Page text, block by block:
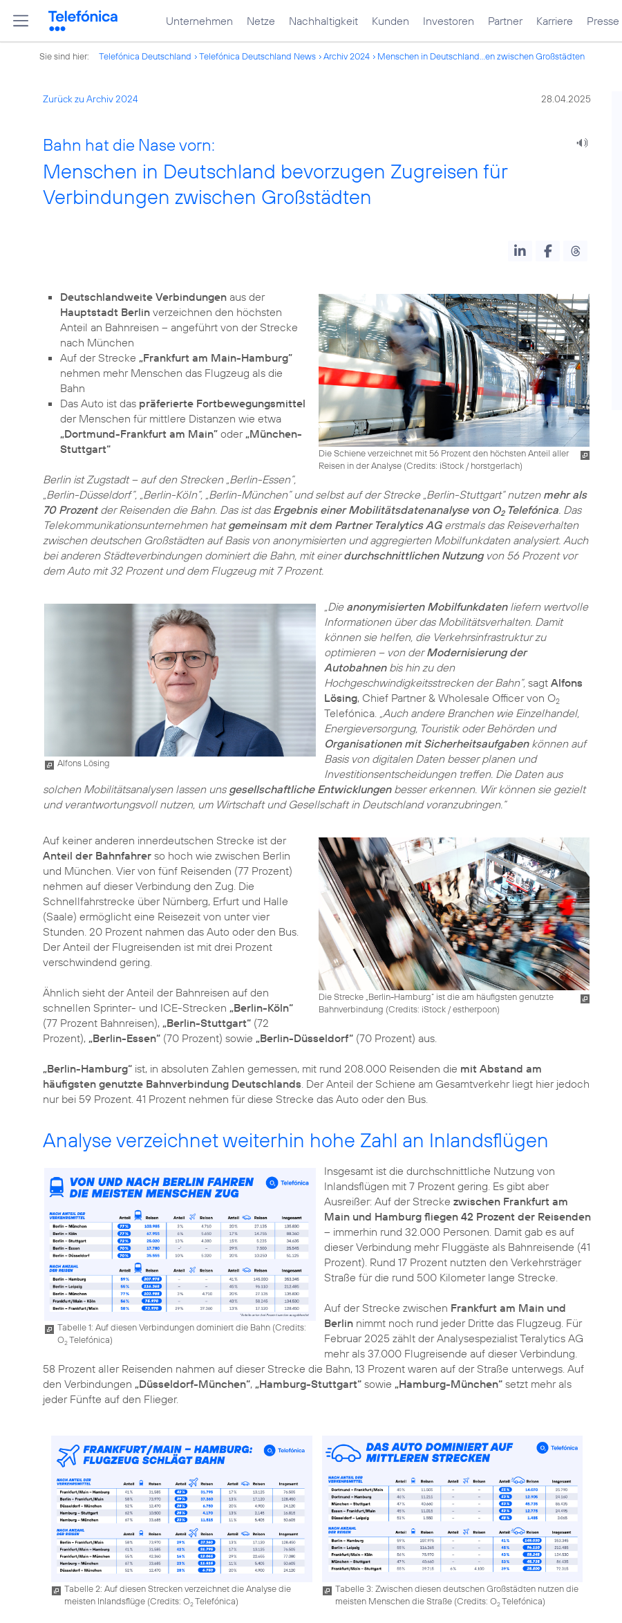
Unternehmen Netze Nachhaltigkeit Kunden Investoren Partner Karriere Presse
Sie sind hier: Telefónica Deutschland Telefónica Deutschland News Archiv 2024 Menschen in Deutschland...en zwischen Großstädten
Zurück zu Archiv 2024 28.04.2025
Bahn hat die Nase vorn:
Menschen in Deutschland bevorzugen Zugreisen für
Verbindungen zwischen Großstädten
Die Schiene verzeichnet mit 56 Prozent den höchsten Anteil aller
Reisen in der Analyse (Credits: iStock / horstgerlach)
Deutschlandweite Verbindungen aus der
Hauptstadt Berlin verzeichnen den höchsten
Anteil an Bahnreisen – angeführt von der Strecke
nach München
Auf der Strecke „Frankfurt am Main-Hamburg”
nehmen mehr Menschen das Flugzeug als die
Bahn
Das Auto ist das präferierte Fortbewegungsmittel
der Menschen für mittlere Distanzen wie etwa
„Dortmund-Frankfurt am Main” oder„München-
Stuttgart“
Berlin ist Zugstadt – auf den Strecken „Berlin-Essen”,
„Berlin-Düsseldorf”, „Berlin-Köln”, „Berlin-München” und selbst auf der Strecke „Berlin-Stuttgart“ nutzen mehr als
70 Prozentder Reisenden die Bahn. Das ist das Ergebnis einer Mobilitätsdatenanalyse von O2Telefónica. Das
Telekommunikationsunternehmen hatgemeinsam mit dem Partner Teralytics AGerstmals das Reiseverhalten
zwischen deutschen Großstädten auf Basis von anonymisierten und aggregierten Mobilfunkdaten analysiert. Auch
bei anderen Städteverbindungen dominiert die Bahn, mit einerdurchschnittlichen Nutzungvon 56 Prozent vor
dem Auto mit 32 Prozent und dem Flugzeug mit 7 Prozent.
Alfons Lösing
„Die anonymisierten Mobilfunkdatenliefern wertvolle
Informationen über das Mobilitätsverhalten. Damit
können sie helfen, die Verkehrsinfrastruktur zu
optimieren – von derModernisierung der
Autobahnenbis hin zu den
Hochgeschwindigkeitsstrecken der Bahn”,sagt Alfons
Lösing, Chief Partner & Wholesale Officer von O2
Telefónica. „Auch andere Branchen wie Einzelhandel,
Energieversorgung, Touristik oder Behörden und
Organisationen mit Sicherheitsaufgabenkönnen auf
Basis von digitalen Daten besser planen und
Investitionsentscheidungen treffen. Die Daten aus
solchen Mobilitätsanalysen lassen uns gesellschaftliche Entwicklungenbesser erkennen. Wir können sie gezielt
und verantwortungsvoll nutzen, um Wirtschaft und Gesellschaft in Deutschland voranzubringen.“
Die Strecke „Berlin-Hamburg“ ist die am häufigsten genutzte
Bahnverbindung (Credits: iStock / estherpoon)
Auf keiner anderen innerdeutschen Strecke ist der
Anteil der Bahnfahrer so hoch wie zwischen Berlin
und München. Vier von fünf Reisenden (77 Prozent)
nehmen auf dieser Verbindung den Zug. Die
Schnellfahrstrecke über Nürnberg, Erfurt und Halle
(Saale) ermöglicht eine Reisezeit von unter vier
Stunden. 20 Prozent nahmen das Auto oder den Bus.
Der Anteil der Flugreisenden ist mit drei Prozent
verschwindend gering.
Ähnlich sieht der Anteil der Bahnreisen auf den
schnellen Sprinter- und ICE-Strecken „Berlin-Köln“
(77 Prozent Bahnreisen), „Berlin-Stuttgart“ (72
Prozent), „Berlin-Essen“ (70 Prozent) sowie „Berlin-Düsseldorf“ (70 Prozent) aus.
„Berlin-Hamburg“ ist, in absoluten Zahlen gemessen, mit rund 208.000 Reisenden die mit Abstand am
häufigsten genutzte Bahnverbindung Deutschlands. Der Anteil der Schiene am Gesamtverkehr liegt hier jedoch
nur bei 59 Prozent. 41 Prozent nehmen für diese Strecke das Auto oder den Bus.
Analyse verzeichnet weiterhin hohe Zahl an Inlandsflügen
Tabelle 1: Auf diesen Verbindungen dominiert die Bahn (Credits:
O2Telefónica)
Insgesamt ist die durchschnittliche Nutzung von
Inlandsflügen mit 7 Prozent gering. Es gibt aber
Ausreißer: Auf der Strecke zwischen Frankfurt am
Main und Hamburg fliegen 42 Prozent der Reisenden
– immerhin rund 32.000 Personen. Damit gab es auf
dieser Verbindung mehr Fluggäste als Bahnreisende (41
Prozent). Rund 17 Prozent nutzten den Verkehrsträger
Straße für die rund 500 Kilometer lange Strecke.
Auf der Strecke zwischen Frankfurt am Main und
Berlinnimmt noch rund jeder Dritte das Flugzeug. Für
Februar 2025 zählt der Analysespezialist Teralytics AG
mehr als 37.000 Flugreisende auf dieser Verbindung.
58 Prozent aller Reisenden nahmen auf dieser Strecke die Bahn, 13 Prozent waren auf der Straße unterwegs. Auf
den Verbindungen „Düsseldorf-München“, „Hamburg-Stuttgart“ sowie „Hamburg-München“ setzt mehr als
jeder Fünfte auf den Flieger.
Tabelle 2: Auf diesen Strecken verzeichnet die Analyse die
meisten Inlandsflüge (Credits: O2Telefónica)
Tabelle 3: Zwischen diesen deutschen Großstädten nutzen die
meisten Menschen die Straße (Credits: O2Telefónica)